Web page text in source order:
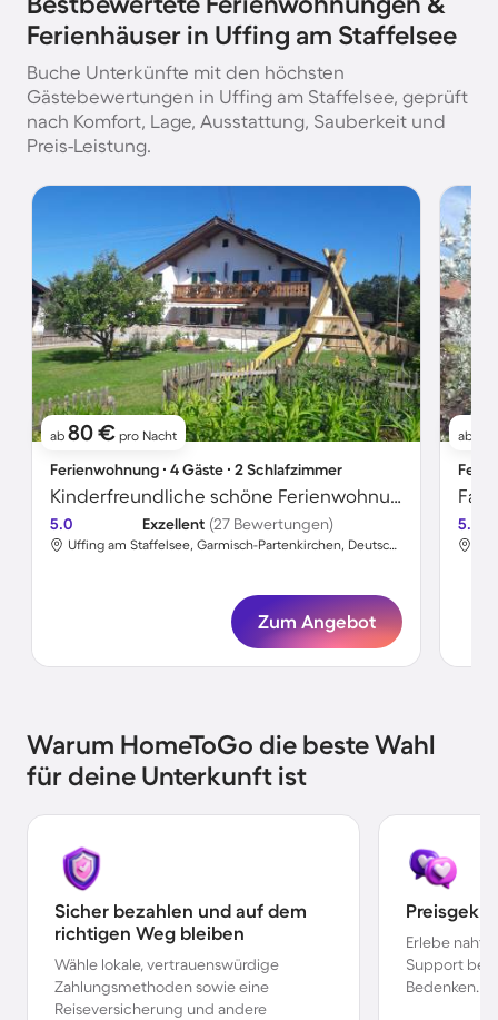
Ferienhäuser in Uffing am Staffelsee
Buche Unterkünfte mit den höchsten
Gästebewertungen in Uffing am Staffelsee, geprüft
nach Komfort, Lage, Ausstattung, Sauberkeit und
Preis-Leistung.
ab 80 € pro Nacht
Ferienwohnung ∙ 4 Gäste ∙ 2 Schlafzimmer
Kinderfreundliche schöne Ferienwohnung mit Garten | Bergblick
5.0 Exzellent (27 Bewertungen)
Uffing am Staffelsee, Garmisch-Partenkirchen, Deutschland
Zum Angebot
ab
5.0
Warum HomeToGo die beste Wahl
für deine Unterkunft ist
Sicher bezahlen und auf dem
richtigen Weg bleiben
Wähle lokale, vertrauenswürdige
Zahlungsmethoden sowie eine
Reiseversicherung und andere
Erlebe
Support bei
Bedenken.